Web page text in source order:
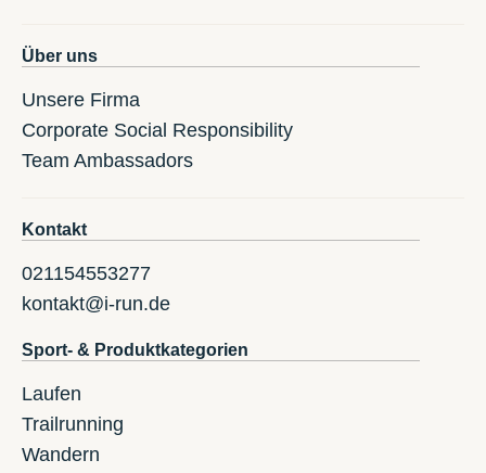
Über uns
Unsere Firma
Corporate Social Responsibility
Team Ambassadors
Kontakt
021154553277
kontakt@i-run.de
Sport- & Produktkategorien
Laufen
Trailrunning
Wandern